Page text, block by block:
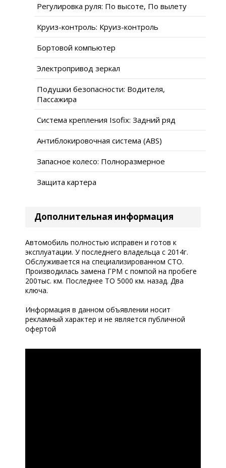
Регулировка руля: По высоте, По вылету
Круиз-контроль: Круиз-контроль
Бортовой компьютер
Электропривод зеркал
Подушки безопасности: Водителя,
Пассажира
Система крепления Isofix: Задний ряд
Антиблокировочная система (ABS)
Запасное колесо: Полноразмерное
Защита картера
Дополнительная информация
Автомобиль полностью исправен и готов к
эксплуатации. У последнего владельца с 2014г.
Обслуживается на специализированном СТО.
Производилась замена ГРМ с помпой на пробеге
200тыс. км. Последнее ТО 5000 км. назад. Два
ключа.
Информация в данном объявлении носит
рекламный характер и не является публичной
офертой